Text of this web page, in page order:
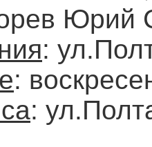
Юрий
:
:
: